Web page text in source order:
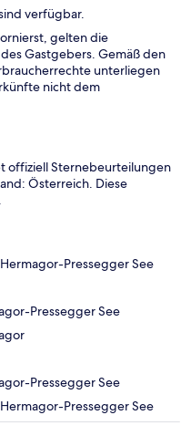
verfügbar.
gelten die
Gastgebers. Gemäß den
unterliegen
nicht dem
offiziell Sternebeurteilungen
Österreich. Diese
Pressegger See
Pressegger See
Pressegger See
Pressegger See